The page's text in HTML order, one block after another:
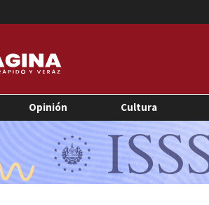
Opinión Cultura